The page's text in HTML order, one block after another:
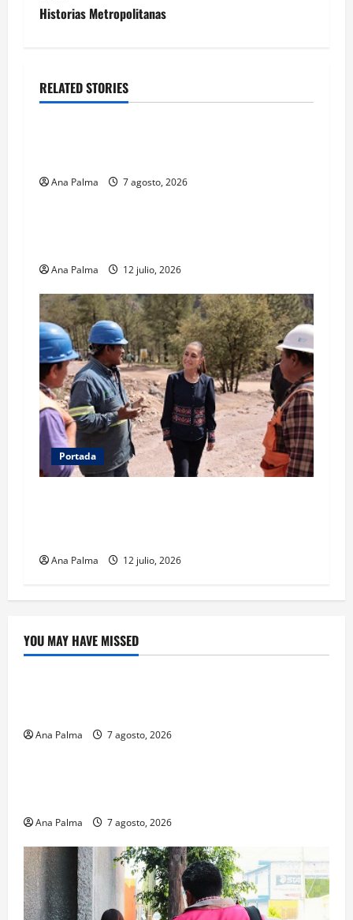
Historias Metropolitanas
RELATED STORIES
Estados Portada
Ana Palma 7 agosto, 2026
MEXICO Portada
Ana Palma 12 julio, 2026
Portada
Ana Palma 12 julio, 2026
YOU MAY HAVE MISSED
Crítica de Cine
Ana Palma 7 agosto, 2026
Educación
Ana Palma 7 agosto, 2026